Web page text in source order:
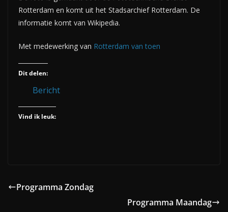
Rotterdam en komt uit het Stadsarchief Rotterdam. De
informatie komt van Wikipedia.
Met medewerking van Rotterdam van toen
Dit delen:
Bericht
Vind ik leuk:
Programma Zondag
Programma Maandag